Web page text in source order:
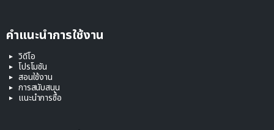
คำแนะนำการใช้งาน
วิดีโอ
โปรโมชัน
สอนใช้งาน
การสนับสนุน
แนะนำการซื้อ